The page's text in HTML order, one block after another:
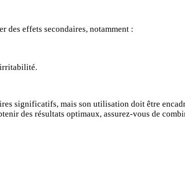
des effets secondaires, notamment :
significatifs, mais son utilisation doit être
des résultats optimaux, assurez-vous de